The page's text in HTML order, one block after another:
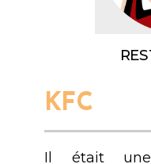
KFC
Il était